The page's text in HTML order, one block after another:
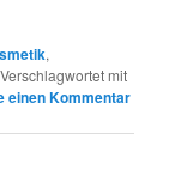
,
Verschlagwortet mit
einen Kommentar